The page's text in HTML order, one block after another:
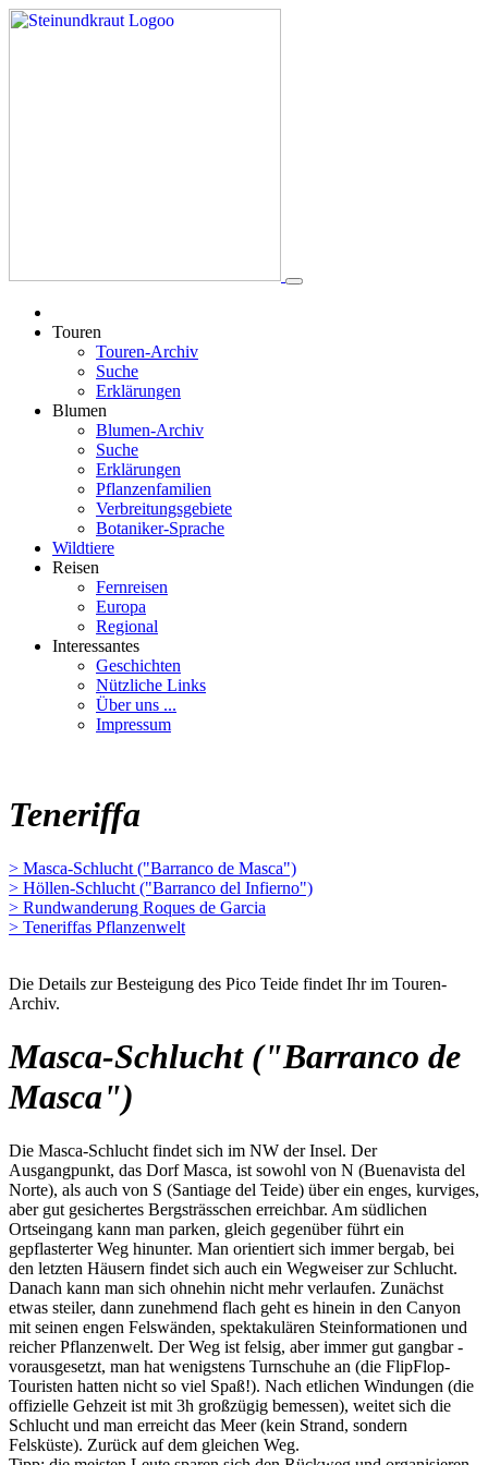
Touren
Touren-Archiv
Suche
Erklärungen
Blumen
Blumen-Archiv
Suche
Erklärungen
Pflanzenfamilien
Verbreitungsgebiete
Botaniker-Sprache
Wildtiere
Reisen
Fernreisen
Europa
Regional
Interessantes
Geschichten
Nützliche Links
Über uns ...
Impressum
Teneriffa
> Masca-Schlucht ("Barranco de Masca")
> Höllen-Schlucht ("Barranco del Infierno")
> Rundwanderung Roques de Garcia
> Teneriffas Pflanzenwelt
Die Details zur Besteigung des Pico Teide findet Ihr im Touren-
Archiv.
Masca-Schlucht ("Barranco de
Masca")
Die Masca-Schlucht findet sich im NW der Insel. Der
Ausgangpunkt, das Dorf Masca, ist sowohl von N (Buenavista del
Norte), als auch von S (Santiage del Teide) über ein enges, kurviges,
aber gut gesichertes Bergsträsschen erreichbar. Am südlichen
Ortseingang kann man parken, gleich gegenüber führt ein
gepflasterter Weg hinunter. Man orientiert sich immer bergab, bei
den letzten Häusern findet sich auch ein Wegweiser zur Schlucht.
Danach kann man sich ohnehin nicht mehr verlaufen. Zunächst
etwas steiler, dann zunehmend flach geht es hinein in den Canyon
mit seinen engen Felswänden, spektakulären Steinformationen und
reicher Pflanzenwelt. Der Weg ist felsig, aber immer gut gangbar -
vorausgesetzt, man hat wenigstens Turnschuhe an (die FlipFlop-
Touristen hatten nicht so viel Spaß!). Nach etlichen Windungen (die
offizielle Gehzeit ist mit 3h großzügig bemessen), weitet sich die
Schlucht und man erreicht das Meer (kein Strand, sondern
Felsküste). Zurück auf dem gleichen Weg.